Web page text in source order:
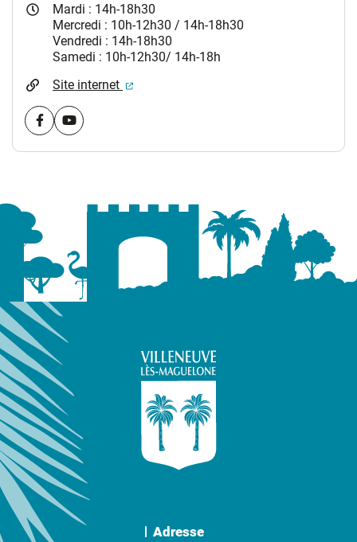
Mardi : 14h-18h30
Mercredi : 10h-12h30 / 14h-18h30
Vendredi : 14h-18h30
Samedi : 10h-12h30/ 14h-18h
Site internet
(ouverture dans un nouvel onglet)
Visiter la page Facebook (nouvelle fenêtre)
Visiter la page youtube (nouvelle fenêtre)
Adresse